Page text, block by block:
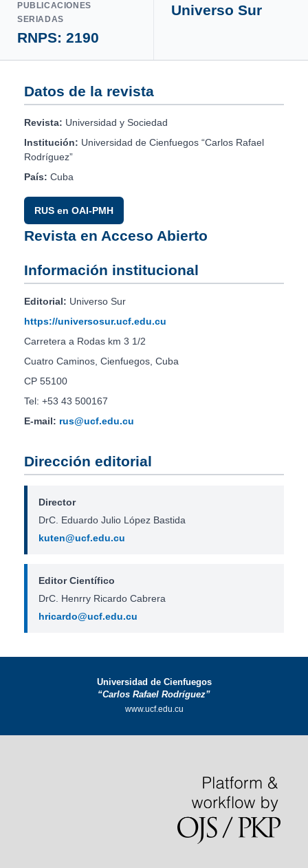
PUBLICACIONES
SERIADAS
RNPS: 2190
Universo Sur
Datos de la revista
Revista: Universidad y Sociedad
Institución: Universidad de Cienfuegos “Carlos Rafael
Rodríguez”
País: Cuba
RUS en OAI-PMH
Revista en Acceso Abierto
Información institucional
Editorial: Universo Sur
https://universosur.ucf.edu.cu
Carretera a Rodas km 3 1/2
Cuatro Caminos, Cienfuegos, Cuba
CP 55100
Tel: +53 43 500167
E-mail: rus@ucf.edu.cu
Dirección editorial
Director
DrC. Eduardo Julio López Bastida
kuten@ucf.edu.cu
Editor Científico
DrC. Henrry Ricardo Cabrera
hricardo@ucf.edu.cu
Universidad de Cienfuegos
“Carlos Rafael Rodríguez”
www.ucf.edu.cu